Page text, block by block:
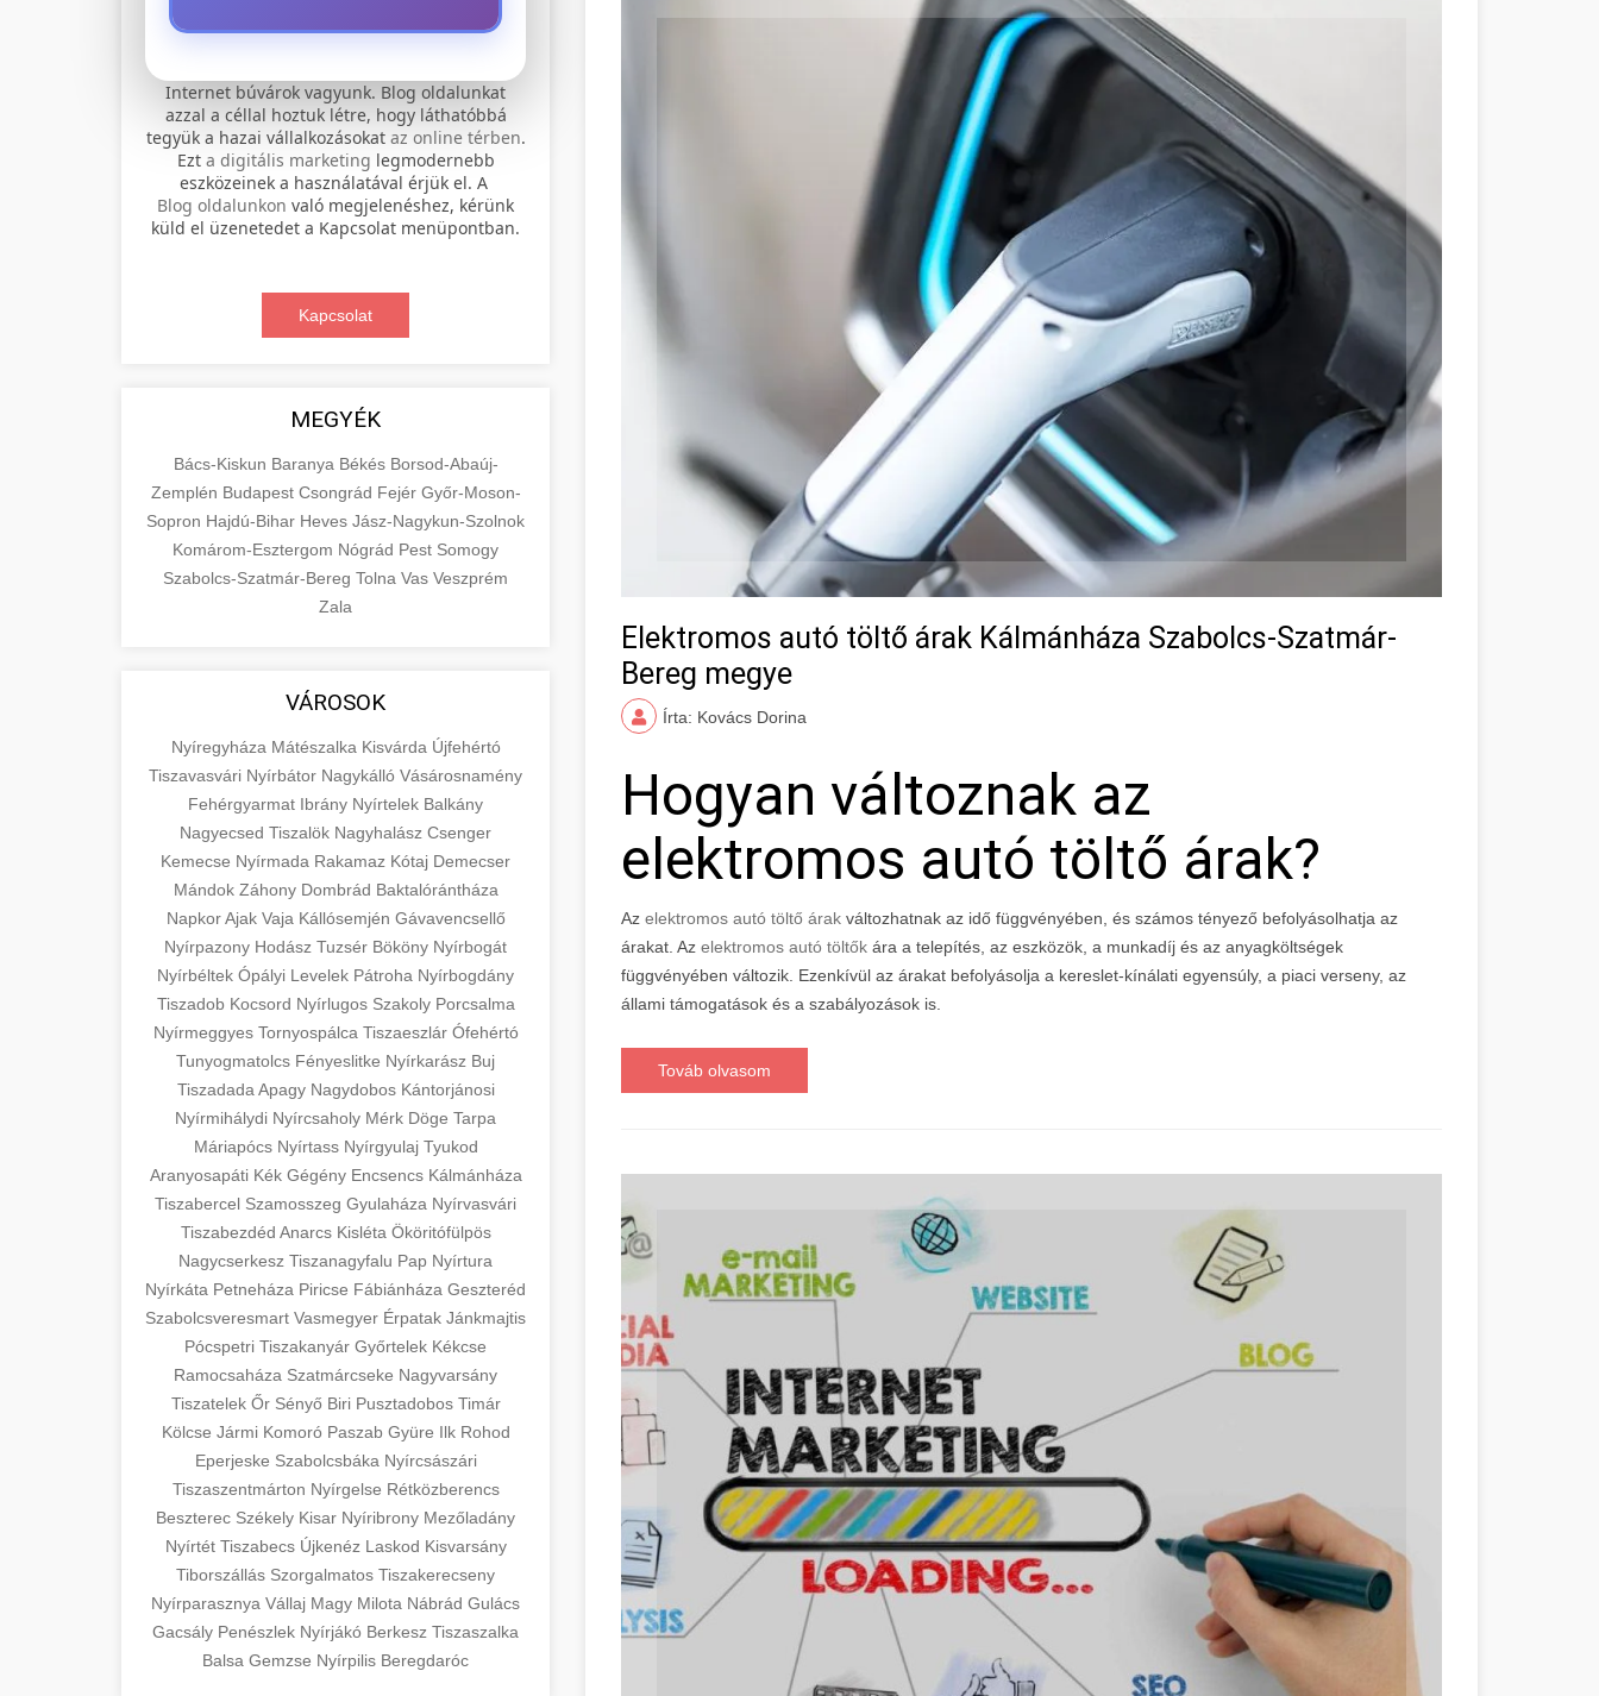
roller szervíz
+
Professional electric scooter repair and
maintenance services. Expert
technicians provide quality service for
all major brands and models.
scooter repair shop
📊 2. online marketing
ügynökség
+
services including SEO, social media
management, and digital advertising.
aimarketingugynokseg.hu
digital agency services
🛴 3. legjobb elektromos
market. Compare top models, features,
and prices to make an informed
purchase decision.
View Top Models
e-scooter reviews
High-quality backlink acquisition
services to boost your website's
authority and search engine rankings.
White-hat techniques only.
quality backlink service
📦 5. termékek és
szolgáltatások
+
services in economics and business.
Learn about product types and service
categories.
en.wikipedia.org
economic concepts
🚀 8. seo ügynökség +
Expert search engine optimization
services to improve your website's
visibility and organic traffic. Technical
SEO, content optimization, and more.
onlinemarketing101.biz
search optimization experts
💎 9. mellplasztika +
Professional breast augmentation
services with experienced surgeons.
Learn about procedures, recovery, and
consultation options for cosmetic
enhancement.
szeptest.com
cosmetic breast surgery
✨ 10. hasplasztika +
Expert tummy tuck procedures to
achieve a flatter, more toned
abdomen. Consultation with certified
plastic surgeons and comprehensive
aftercare.
szeptest.com
abdomen contouring surgery
👁️ szemhejplasztika +
Professional blepharoplasty
procedures to refresh your
appearance. Upper and lower eyelid
surgery with experienced cosmetic
surgeons.
szeptest.com
eyelid cosmetic procedure
📈 Paciensek Számának
Növelése
+
Case study showcasing 150% increase
in patient consultations through
strategic marketing. Learn proven
methods for clinic growth.
gildedeu.org
clinic patient growth
🏥 Klinika Sikere
Esettanulmány
+
Detailed analysis of successful clinic
strategies resulting in significant
patient acquisition improvements and
practice expansion.
checkmydentist.com
medical practice success
🤖 AI Marketing
Bejelentkezés
+
Discover how AI-driven marketing
strategies increased patient
registrations by 150%. Modern
technology meets medical practice
growth.
🎯 Praxis Felfuttatása +
Comprehensive guide to scaling your
medical practice. Proven strategies for
patient acquisition, retention, and
practice development.
📊 150%-os Páciens
Növekedés
+
Internet búvárok vagyunk. Blog oldalunkat
azzal a céllal hoztuk létre, hogy láthatóbbá
tegyük a hazai vállalkozásokat az online térben.
Ezt a digitális marketing legmodernebb
eszközeinek a használatával érjük el. A
Blog oldalunkon való megjelenéshez, kérünk
küld el üzenetedet a Kapcsolat menüpontban.
Kapcsolat
MEGYÉK
Bács-Kiskun Baranya Békés Borsod-Abaúj-
Zemplén Budapest Csongrád Fejér Győr-Moson-
Sopron Hajdú-Bihar Heves Jász-Nagykun-Szolnok
Komárom-Esztergom Nógrád Pest Somogy
Szabolcs-Szatmár-Bereg Tolna Vas Veszprém
Zala
VÁROSOK
Nyíregyháza Mátészalka Kisvárda Újfehértó
Tiszavasvári Nyírbátor Nagykálló Vásárosnamény
Fehérgyarmat Ibrány Nyírtelek Balkány
Nagyecsed Tiszalök Nagyhalász Csenger
Kemecse Nyírmada Rakamaz Kótaj Demecser
Mándok Záhony Dombrád Baktalórántháza
NapkorAjak Vaja Kállósemjén Gávavencsellő
Nyírpazony Hodász Tuzsér Bököny Nyírbogát
Nyírbéltek Ópályi Levelek Pátroha Nyírbogdány
Tiszadob Kocsord Nyírlugos Szakoly Porcsalma
Nyírmeggyes Tornyospálca Tiszaeszlár Ófehértó
Tunyogmatolcs Fényeslitke Nyírkarász Buj
Tiszadada Apagy Nagydobos Kántorjánosi
Nyírmihálydi Nyírcsaholy Mérk Döge Tarpa
Máriapócs Nyírtass Nyírgyulaj Tyukod
Aranyosapáti Kék Gégény Encsencs Kálmánháza
Tiszabercel Szamosszeg Gyulaháza Nyírvasvári
Tiszabezdéd Anarcs Kisléta Ököritófülpös
Nagycserkesz Tiszanagyfalu Pap Nyírtura
Nyírkáta Petneháza Piricse Fábiánháza Geszteréd
Szabolcsveresmart Vasmegyer Érpatak Jánkmajtis
Pócspetri Tiszakanyár Győrtelek Kékcse
Ramocsaháza Szatmárcseke Nagyvarsány
Tiszatelek Őr Sényő Biri Pusztadobos Timár
Kölcse Jármi Komoró Paszab Gyüre Ilk Rohod
Eperjeske Szabolcsbáka Nyírcsászári
Tiszaszentmárton Nyírgelse Rétközberencs
Beszterec Székely Kisar Nyíribrony Mezőladány
Nyírtét Tiszabecs Újkenéz Laskod Kisvarsány
Tiborszállás Szorgalmatos Tiszakerecseny
Nyírparasznya Vállaj Magy Milota Nábrád Gulács
Gacsály Penészlek Nyírjákó Berkesz Tiszaszalka
Balsa Gemzse Nyírpilis Beregdaróc
Elektromos autó töltő árak Kálmánháza Szabolcs-Szatmár-
Bereg megye
Írta: Kovács Dorina
Hogyan változnak az
elektromos autó töltő árak?
Az elektromos autó töltő árak változhatnak az idő függvényében, és számos tényező befolyásolhatja az
árakat. Az elektromos autó töltők ára a telepítés, az eszközök, a munkadíj és az anyagköltségek
függvényében változik. Ezenkívül az árakat befolyásolja a kereslet-kínálati egyensúly, a piaci verseny, az
állami támogatások és a szabályozások is.
Továb olvasom